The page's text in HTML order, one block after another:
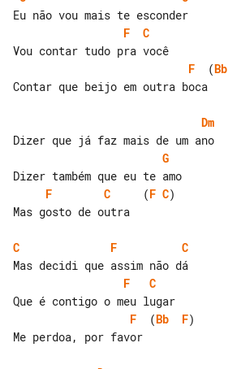
F
C
F
  (
Bb
Contar que beijo em outra boca
Dm
G
F
C
     (
F C)
Mas gosto de outra
C F
C
F
C
F
  (
Bb F)
Me perdoa, por favor